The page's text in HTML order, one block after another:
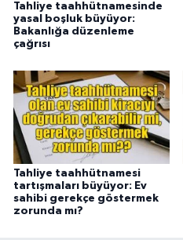
Tahliye taahhütnamesinde
yasal boşluk büyüyor:
Bakanlığa düzenleme
çağrısı
Tahliye taahhütnamesi
tartışmaları büyüyor: Ev
sahibi gerekçe göstermek
zorunda mı?